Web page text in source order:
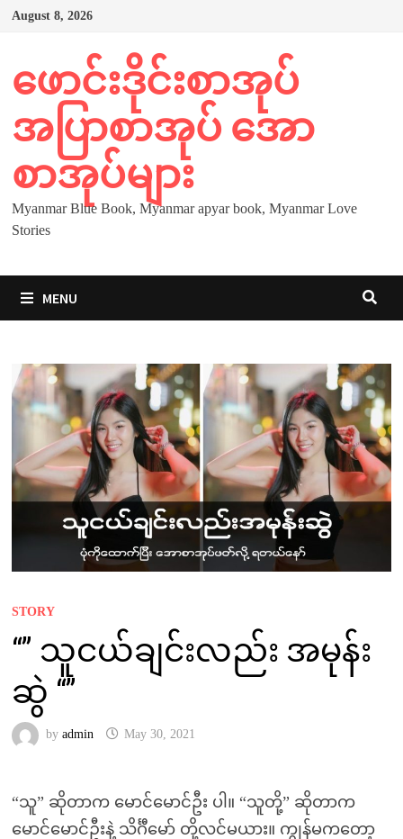
Skip
August 8, 2026
ဖောင်းဒိုင်းစာအုပ်
အပြာစာအုပ် အော
စာအုပ်များ
Myanmar Blue Book, Myanmar apyar book, Myanmar Love
Stories
MENU
STORY
“” သူငယ်ချင်းလည်း အမုန်း
ဆွဲ “”
by admin May 30, 2021
“သူ” ဆိုတာက မောင်မောင်ဦး ပါ။ “သူတို့” ဆိုတာက
မောင်မောင်ဦးနဲ့ သိင်္ဂီမော် တို့လင်မယား။ ကျွန်မကတော့